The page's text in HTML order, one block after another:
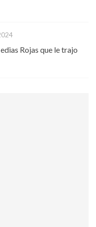
Rojas que le trajo